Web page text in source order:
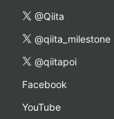
@Qiita
@qiita_milestone
@qiitapoi
Facebook
YouTube